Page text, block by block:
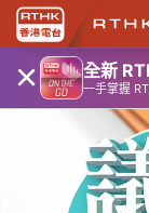
× 全新
一手掌握